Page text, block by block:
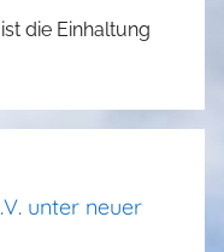
e
e
die Einhaltung
unter neuer